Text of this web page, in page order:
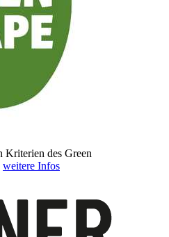
Kriterien des Green
weitere Infos